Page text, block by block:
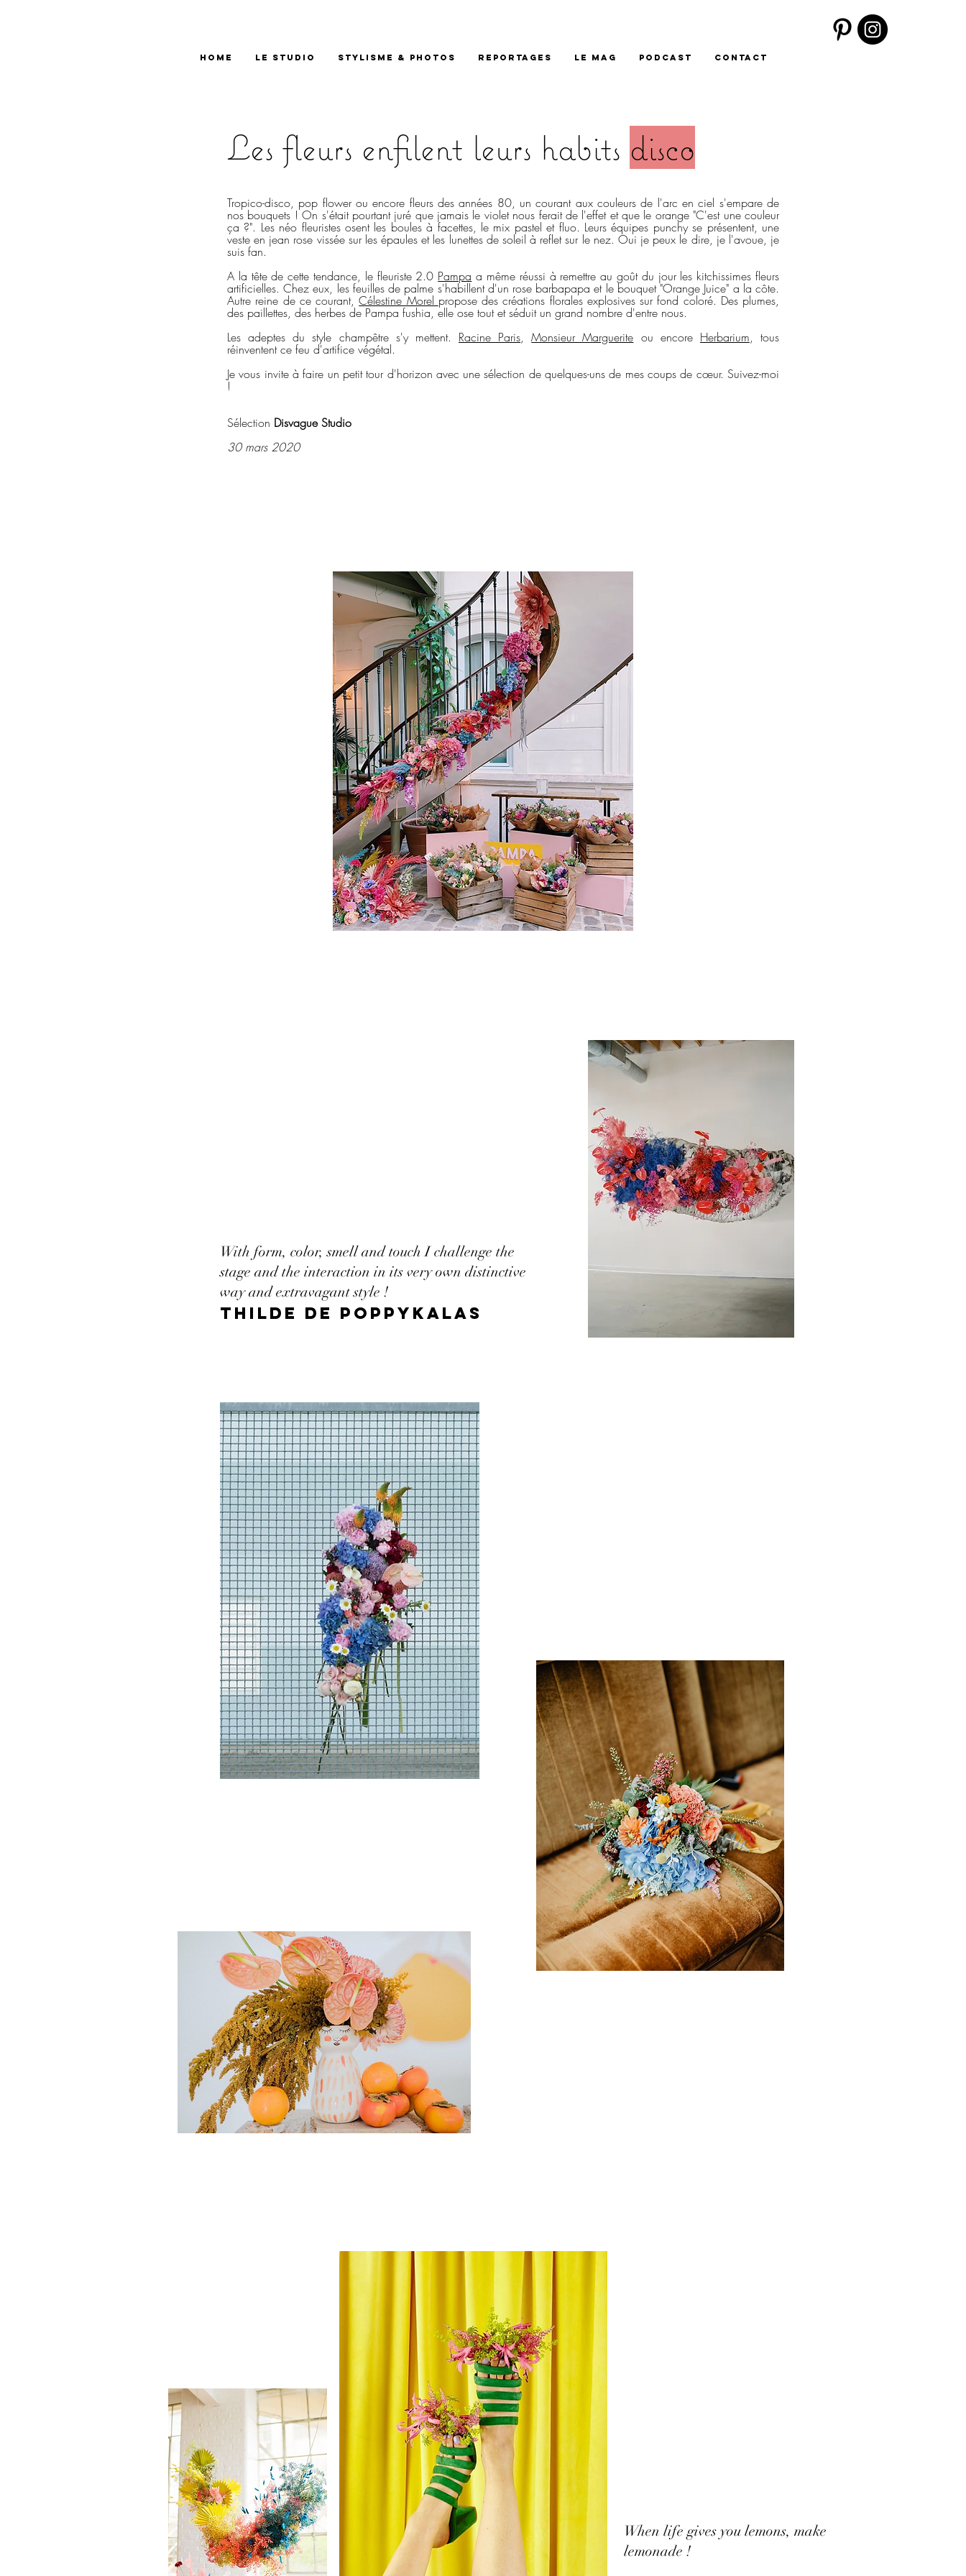
HOME LE STUDIO STYLISME & PHOTOS REPORTAGES LE MAG PODCAST CONTACT
Les fleurs enfilent leurs habits disco
Tropico-disco, pop flower ou encore fleurs des années 80, un courant aux couleurs de l'arc en ciel s'empare de
nos bouquets ! On s'était pourtant juré que jamais le violet nous ferait de l'effet et que le orange "C'est une couleur
ça ?". Les néo fleuristes osent les boules à facettes, le mix pastel et fluo. Leurs équipes punchy se présentent, une
veste en jean rose vissée sur les épaules et les lunettes de soleil à reflet sur le nez. Oui je peux le dire, je l'avoue, je
suis fan.
A la tête de cette tendance, le fleuriste 2.0 Pampa a même réussi à remettre au goût du jour les kitchissimes fleurs
artificielles. Chez eux, les feuilles de palme s'habillent d'un rose barbapapa et le bouquet "Orange Juice" a la côte.
Autre reine de ce courant,Célestine Morel propose des créations florales explosives sur fond coloré. Des plumes,
des paillettes, des herbes de Pampa fushia, elle ose tout et séduit un grand nombre d'entre nous.
Les adeptes du style champêtre s'y mettent. Racine Paris,Monsieur Marguerite ou encore Herbarium, tous
réinventent ce feu d'artifice végétal.
Je vous invite à faire un petit tour d'horizon avec une sélection de quelques-uns de mes coups de cœur. Suivez-moi
!
Sélection Disvague Studio
30 mars 2020
With form, color, smell and touch I challenge the
stage and the interaction in its very own distinctive
way and extravagant style !
Thilde de Poppykalas
When life gives you lemons, make
lemonade !